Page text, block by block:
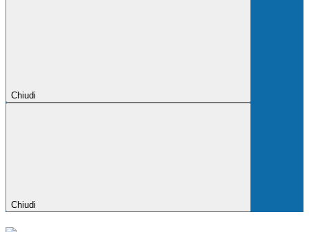
Chiudi
Chiudi